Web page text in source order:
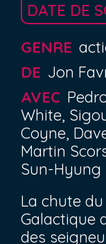
DATE DE
GENRE
DE Jon
AVEC
White,
Coyne,
Martin
Sun-Hyung
La chute
Galactique
des